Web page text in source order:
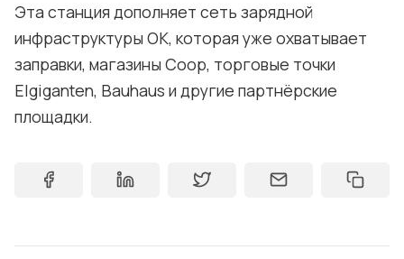
Эта станция дополняет сеть зарядной
инфраструктуры OK, которая уже охватывает
заправки, магазины Coop, торговые точки
Elgiganten, Bauhaus и другие партнёрские
площадки.